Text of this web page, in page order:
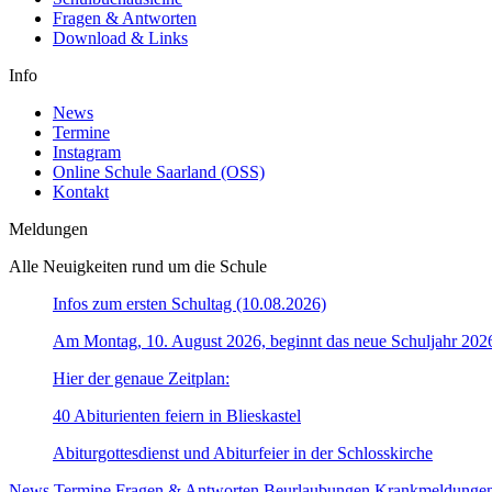
Fragen & Antworten
Download & Links
Info
News
Termine
Instagram
Online Schule Saarland (OSS)
Kontakt
Meldungen
Alle Neuigkeiten rund um die Schule
Infos zum ersten Schultag (10.08.2026)
Am Montag, 10. August 2026, beginnt das neue Schuljahr
Hier der genaue Zeitplan:
40 Abiturienten feiern in Blieskastel
Abiturgottesdienst und Abiturfeier in der Schlosskirche